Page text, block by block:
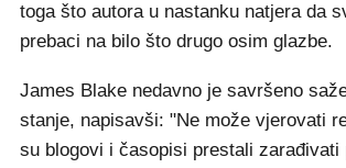
toga što autora u nastanku natjera da
prebaci na bilo što drugo osim glazbe.
James Blake nedavno je savršeno
stanje, napisavši: "Ne može vjerovati
su blogovi i časopisi prestali zarađivati